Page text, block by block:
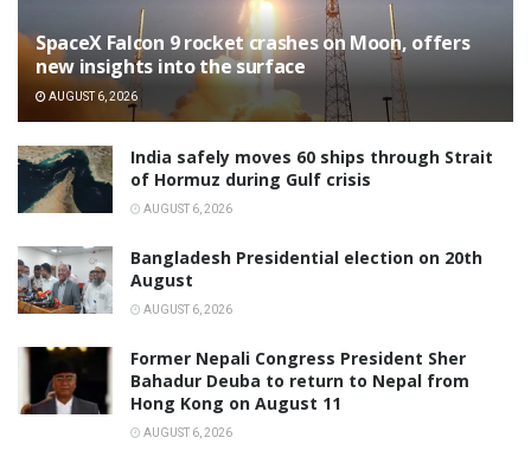
SpaceX Falcon 9 rocket crashes on Moon, offers
new insights into the surface
AUGUST 6, 2026
India safely moves 60 ships through Strait
of Hormuz during Gulf crisis
AUGUST 6, 2026
Bangladesh Presidential election on 20th
August
AUGUST 6, 2026
Former Nepali Congress President Sher
Bahadur Deuba to return to Nepal from
Hong Kong on August 11
AUGUST 6, 2026